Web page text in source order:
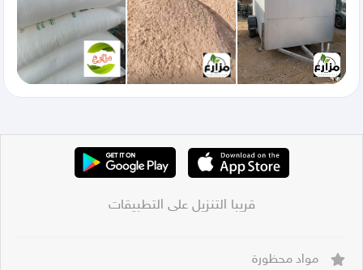
قريبا التنزيل على التطبيقات
مواد محظورة